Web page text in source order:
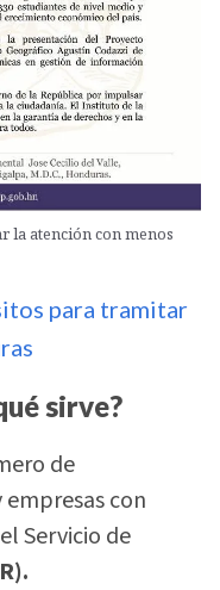
la atención con menos
para tramitar
sirve?
de
con
Servicio de